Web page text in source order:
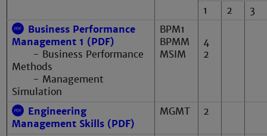
1
2
3
Business Performance
Management 1 (PDF)
- Business Performance
Methods
- Management
Simulation
BPM1
BPMM
MSIM
4
2
Engineering
Management Skills (PDF)
MGMT 2